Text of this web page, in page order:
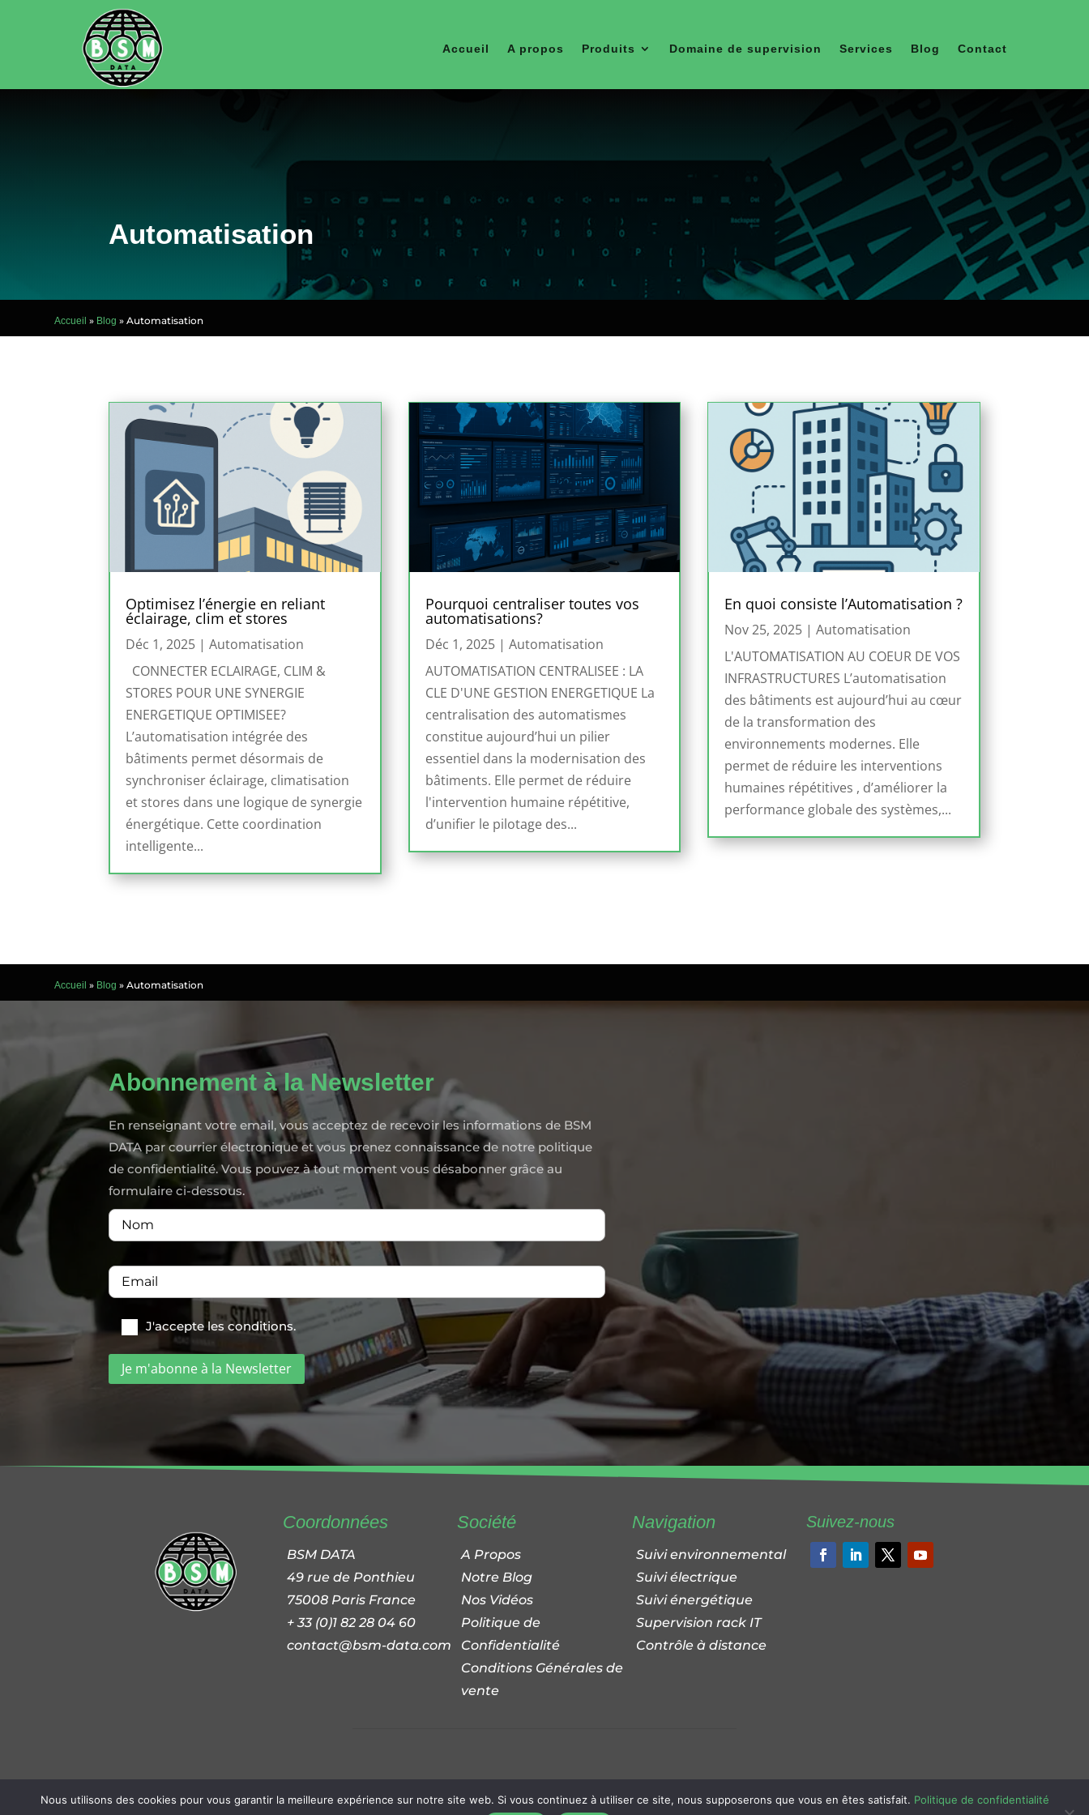
Accueil A propos Produits Domaine de supervision Services Blog Contact
Automatisation
Accueil » Blog » Automatisation
Optimisez l’énergie en reliant
éclairage, clim et stores
Déc 1, 2025 |Automatisation
CONNECTER ECLAIRAGE, CLIM &
STORES POUR UNE SYNERGIE
ENERGETIQUE OPTIMISEE?
L’automatisation intégrée des
bâtiments permet désormais de
synchroniser éclairage, climatisation
et stores dans une logique de synergie
énergétique. Cette coordination
intelligente...
Pourquoi centraliser toutes vos
automatisations?
Déc 1, 2025| Automatisation
AUTOMATISATION CENTRALISEE : LA
CLE D'UNE GESTION ENERGETIQUE La
centralisation des automatismes
constitue aujourd’hui un pilier
essentiel dans la modernisation des
bâtiments. Elle permet de réduire
l'intervention humaine répétitive,
d’unifier le pilotage des...
En quoi consiste l’Automatisation ?
Nov 25, 2025| Automatisation
L'AUTOMATISATION AU COEUR DE VOS
INFRASTRUCTURES L’automatisation
des bâtiments est aujourd’hui au cœur
de la transformation des
environnements modernes. Elle
permet de réduire les interventions
humaines répétitives , d’améliorer la
performance globale des systèmes,...
Accueil » Blog » Automatisation
Abonnement à la Newsletter
En renseignant votre email, vous acceptez de recevoir les informations de BSM
DATA par courrier électronique et vous prenez connaissance de notre politique
de confidentialité. Vous pouvez à tout moment vous désabonner grâce au
formulaire ci-dessous.
J'accepte les conditions.
Je m'abonne à la Newsletter
Coordonnées
BSM DATA
49 rue de Ponthieu
75008 Paris France
+ 33 (0)1 82 28 04 60
contact@bsm-data.com
Société
A Propos
Notre Blog
Nos Vidéos
Politique de
Confidentialité
Conditions Générales de
vente
Navigation
Suivi environnemental
Suivi électrique
Suivi énergétique
Supervision rack IT
Contrôle à distance
Suivez-nous
BSM DATA © 2026Mention Légales- Siteweb made byAdmiche World Picture
Nous utilisons des cookies pour vous garantir la meilleure expérience sur notre site web. Si vous continuez à utiliser ce site, nous supposerons que vous en êtes satisfait. Politique de confidentialité